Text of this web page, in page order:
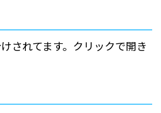
されてます。クリックで開き